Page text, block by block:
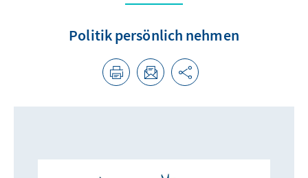
Politik persönlich nehmen